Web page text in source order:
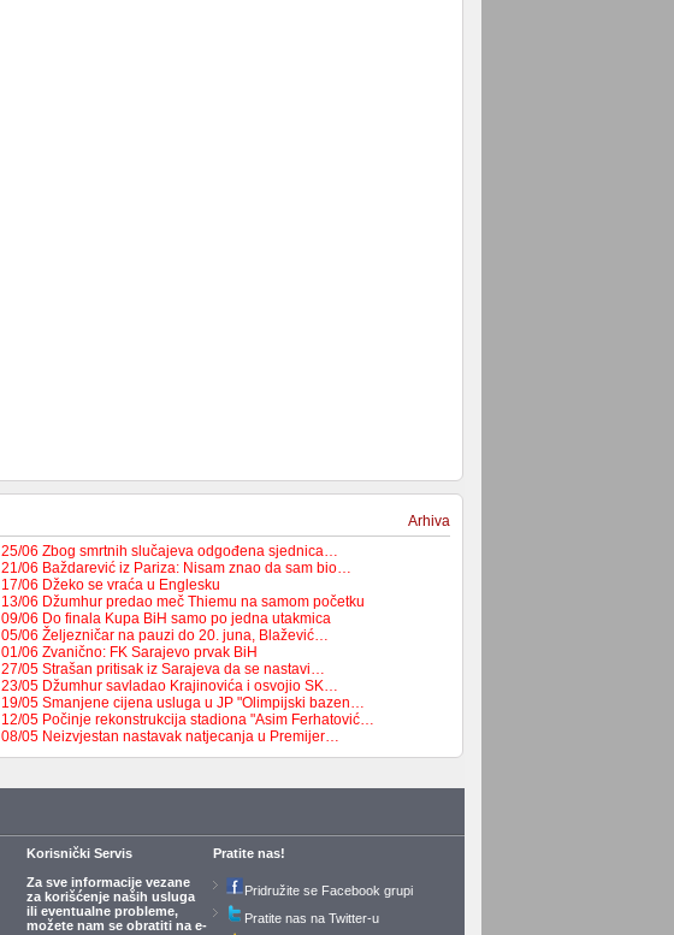
Arhiva
25/06 Zbog smrtnih slučajeva odgođena sjednica…
21/06 Baždarević iz Pariza: Nisam znao da sam bio…
17/06 Džeko se vraća u Englesku
13/06 Džumhur predao meč Thiemu na samom početku
09/06 Do finala Kupa BiH samo po jedna utakmica
05/06 Željezničar na pauzi do 20. juna, Blažević…
01/06 Zvanično: FK Sarajevo prvak BiH
27/05 Strašan pritisak iz Sarajeva da se nastavi…
23/05 Džumhur savladao Krajinovića i osvojio SK…
19/05 Smanjene cijena usluga u JP "Olimpijski bazen…
12/05 Počinje rekonstrukcija stadiona "Asim Ferhatović…
08/05 Neizvjestan nastavak natjecanja u Premijer…
Korisnički Servis
Za sve informacije vezane
za korišćenje naših usluga
ili eventualne probleme,
možete nam se obratiti na e-
Pratite nas!
Pridružite se Facebook grupi
Pratite nas na Twitter-u